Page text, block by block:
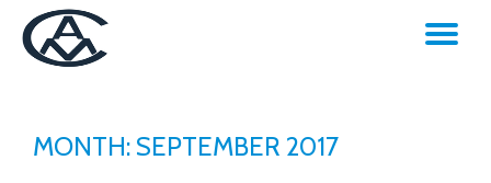
Skip
MONTH: SEPTEMBER 2017